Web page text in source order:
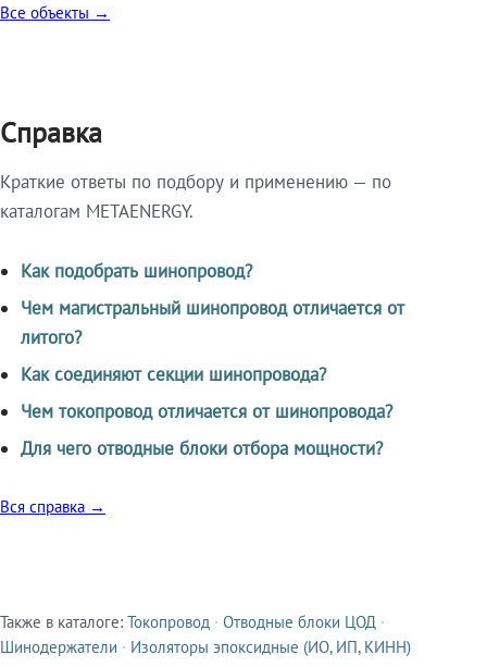
Все объекты →
Справка
Краткие ответы по подбору и применению — по
каталогам METAENERGY.
Как подобрать шинопровод?
Чем магистральный шинопровод отличается от
литого?
Как соединяют секции шинопровода?
Чем токопровод отличается от шинопровода?
Для чего отводные блоки отбора мощности?
Вся справка →
Смежные продукты
Также в каталоге: Токопровод · Отводные блоки ЦОД ·
Шинодержатели · Изоляторы эпоксидные (ИО, ИП, КИНН)